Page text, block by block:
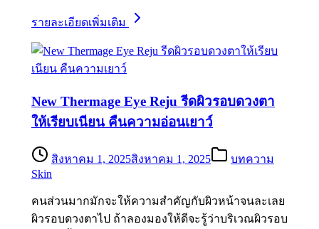
รายละเอียดเพิ่มเติม
New Thermage Eye Reju รีดผิวรอบดวงตา
ให้เรียบเนียน คืนความอ่อนเยาว์
สิงหาคม 1, 2025สิงหาคม 1, 2025
บทความ
Skin
คนส่วนมากมักจะให้ความสำคัญกับผิวหน้าจนละเลย
ผิวรอบดวงตาไป ถ้าลองมองให้ดีจะรู้ว่าบริเวณผิวรอบ